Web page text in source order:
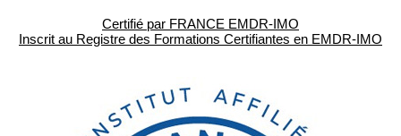
Certifié par FRANCE EMDR-IMO
Inscrit au Registre des Formations Certifiantes en EMDR-IMO